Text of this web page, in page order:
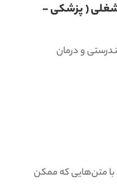
شغلی ( پزشکی -
و درمان
متن‌هایی که ممکن